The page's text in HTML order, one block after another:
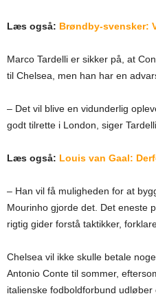
Læs også: Brøndby-svensker:
Marco Tardelli er sikker på, at
til Chelsea, men han har en
– Det vil blive en vidunderlig
godt tilrette i London, siger
Læs også: Louis van Gaal:
– Han vil få muligheden for at
Mourinho gjorde det. Det eneste
rigtig gider forstå taktikker,
Chelsea vil ikke skulle betale
Antonio Conte til sommer,
italienske fodboldforbund udløber